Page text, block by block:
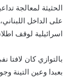
الحثيثة لمعالجة
على الداخل
اسرائيلية لوقف
بالتوازي كان
بعبدا وعين التينة